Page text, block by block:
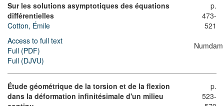
Sur les solutions asymptotiques des équations
différentielles
Cotton, Émile
Access to full text
Full (PDF)
Full (DJVU)
p.
473-
521
Numdam
Étude géométrique de la torsion et de la flexion
dans la déformation infinitésimale d'un milieu
p.
523-